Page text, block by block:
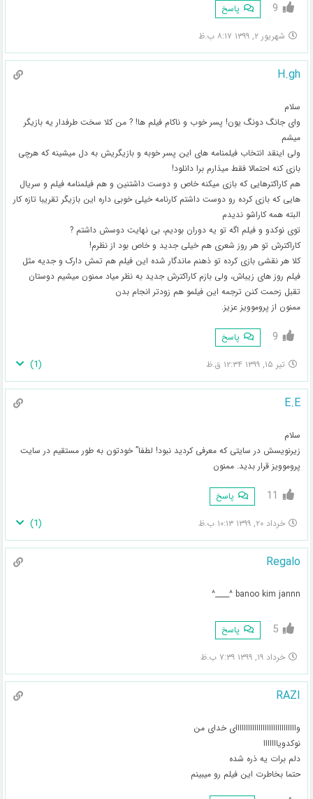
9 پاسخ
شهریور ۲, ۱۳۹۹ ۸:۱۷ ب.ظ
H.gh
سلام
وای جانگ دونگ یون! پسر خوب و ناکام فیلم ها! ? من کلا سخت طرفدار یه بازیگر
میشم
ولی اینقد انتخاب فیلمنامه های این پسر خوبه و بازیگریش به دل میشینه که هرچی
بازی کنه احتمالا فقط میذارم برا دانلود!
هم کاراکترهایی که بازی میکنه خاص و دوست داشتنین و هم فیلمنامه فیلم و سریال
هایی که بازی کرده رو دوست داشتم کارنامه خیلی خوبی داره این بازیگر تقریبا تازه کار
البته همه کاراشو ندیدم
توی نوکدو و فیلم اگه تو یه دوران بودیم، بی نهایت دوسش داشتم ?
کاراکترش تو هر روز شعری هم خیلی جدید و خاص بود از نظرم!
کلا هر نقشی بازی کرده تو ذهنم ماندگار شده این فیلم هم تمش دارک و جدیه مثل
فیلم روز های زیباش، ولی بازم کاراکترش جدید به نظر میاد ممنون میشیم دوستان
تقبل زحمت کنن ترجمه این فیلمو هم زودتر انجام بدن
ممنون از پروموویز عزیز.
9 پاسخ
تیر ۱۵, ۱۳۹۹ ۱۲:۳۴ ق.ظ (
1
)
E.E
سلام
زیرنویسش در سایتی که معرفی کردید نبود! لطفا” خودتون به طور مستقیم در سایت
پروموویز قرار بدید. ممنون
11 پاسخ
خرداد ۲۰, ۱۳۹۹ ۱۰:۱۳ ب.ظ (
1
)
Regalo
banoo kim jannn ^____^
5 پاسخ
خرداد ۱۹, ۱۳۹۹ ۷:۳۹ ب.ظ
RAZI
وااااااااااااااااااااااااااااای خدای من
نوکدویااااااا
دلم برات یه ذره شده
حتما بخاطرت این فیلم رو میبینم